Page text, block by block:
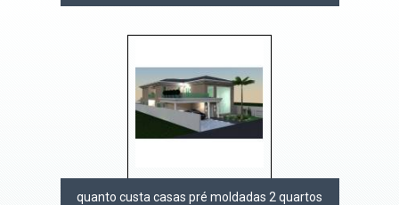
quanto custa casas pré moldadas 2 quartos